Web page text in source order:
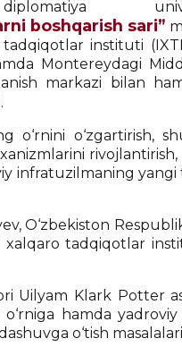
boshqarish sari”
instituti
Montereydagi
markazi bilan
o‘rnini o‘zgartirish,
infratuzilmaning
O‘zbekiston
xalqaro tadqiqotlar
Klark Potter
hamda
o‘tish